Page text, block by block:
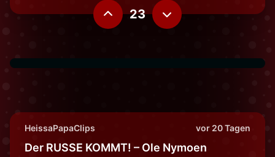
23
HeissaPapaClips vor 20 Tagen
Der RUSSE KOMMT! – Ole Nymoen